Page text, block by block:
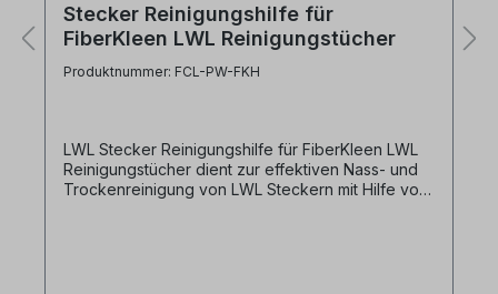
Stecker Reinigungshilfe für
FiberKleen LWL Reinigungstücher
Produktnummer: FCL-PW-FKH
LWL Stecker Reinigungshilfe für FiberKleen LWL
Reinigungstücher dient zur effektiven Nass- und
Trockenreinigung von LWL Steckern mit Hilfe von